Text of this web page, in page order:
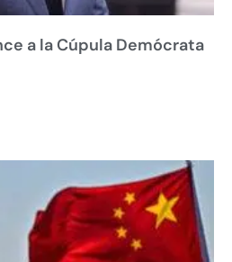
a la Cúpula Demócrata